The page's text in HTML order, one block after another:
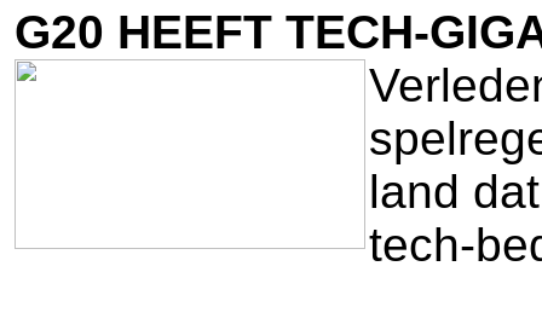
G20 HEEFT TECH-
land
tech-